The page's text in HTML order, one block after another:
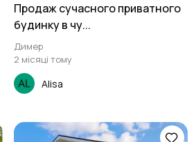
Продаж сучасного приватного
будинку в чу...
Димер
2 місяці тому
Alisa